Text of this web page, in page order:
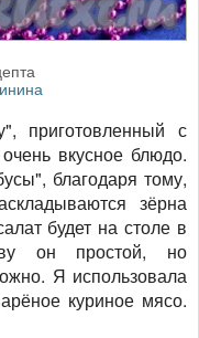
приготовленный с
вкусное блюдо.
благодаря тому,
зёрна
будет на столе в
он простой, но
Я использовала
куриное мясо.